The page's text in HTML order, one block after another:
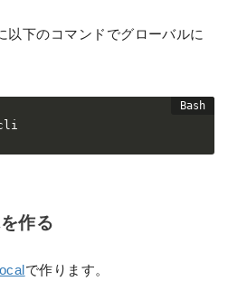
下のコマンドでグローバルに
作る
で作ります。